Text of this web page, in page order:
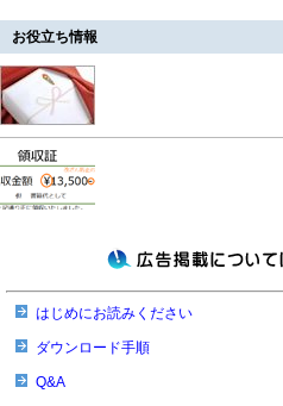
お役立ち情報
はじめにお読みください
ダウンロード手順
Q&A